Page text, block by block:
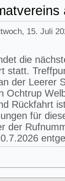
15. Juli
die
statt.
der Leerer
Ochtrup
Rückfahrt
für
der